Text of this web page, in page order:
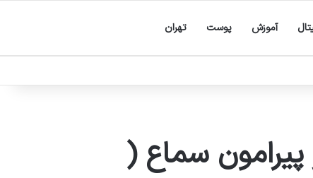
آموزش پوست تهران
سماع (